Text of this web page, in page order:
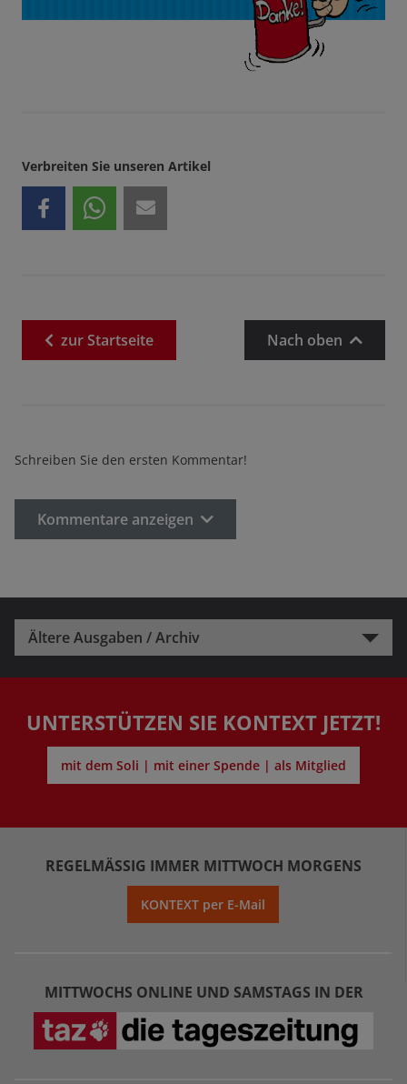
Verbreiten Sie unseren Artikel
zurStartseite Nach oben
Schreiben Sie den ersten Kommentar!
Kommentare anzeigen
Ältere Ausgaben / Archiv
UNTERSTÜTZEN SIE KONTEXT JETZT!
mit dem Soli | mit einer Spende | als Mitglied
REGELMÄSSIG IMMER MITTWOCH MORGENS
KONTEXT per E-Mail
MITTWOCHS ONLINE UND SAMSTAGS IN DER